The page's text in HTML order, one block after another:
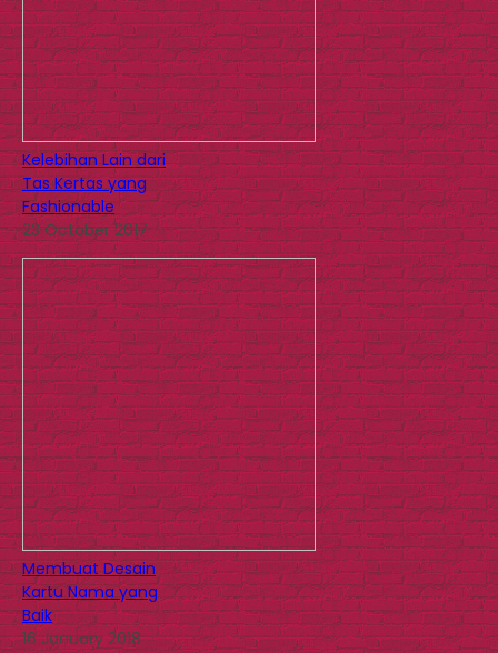
Kelebihan Lain dari
Tas Kertas yang
Fashionable
23 October 2017
Membuat Desain
Kartu Nama yang
Baik
16 January 2018